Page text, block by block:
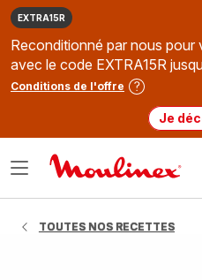
EXTRA15R
Reconditionné par nous pour
avec le code EXTRA15R
Conditions de l'offre
Je
Ouvrir
TOUTES NOS RECETTES